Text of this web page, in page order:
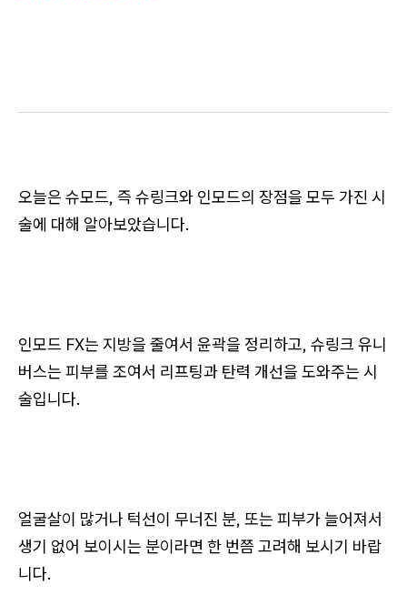
오늘은 슈모드, 즉 슈링크와 인모드의 장점을 모두 가진 시
술에 대해 알아보았습니다.
인모드 FX는 지방을 줄여서 윤곽을 정리하고, 슈링크 유니
버스는 피부를 조여서 리프팅과 탄력 개선을 도와주는 시
술입니다.
얼굴살이 많거나 턱선이 무너진 분, 또는 피부가 늘어져서
생기 없어 보이시는 분이라면 한 번쯤 고려해 보시기 바랍
니다.